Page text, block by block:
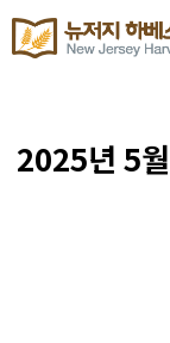
2025년 5